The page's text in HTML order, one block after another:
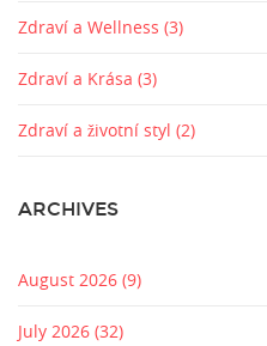
Zdraví a Wellness (3)
Zdraví a Krása (3)
Zdraví a životní styl (2)
ARCHIVES
August 2026 (9)
July 2026 (32)